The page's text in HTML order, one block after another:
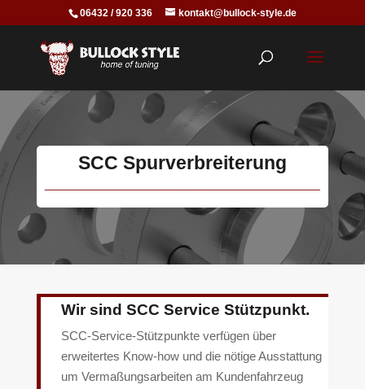
06432 / 920 336 kontakt@bullock-style.de
SCC Spurverbreiterung
Wir sind SCC Service Stützpunkt.
SCC-Service-Stützpunkte verfügen über
erweitertes Know-how und die nötige Ausstattung
um Vermaßungsarbeiten am Kundenfahrzeug